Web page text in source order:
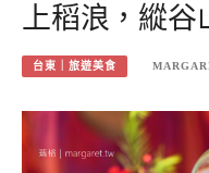
上稻浪，縱谷
台東｜旅遊美食